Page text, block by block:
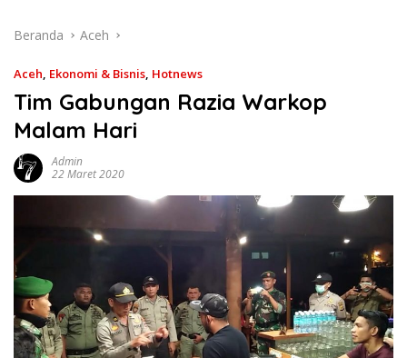
Beranda Aceh
Aceh, Ekonomi & Bisnis, Hotnews
Tim Gabungan Razia Warkop
Malam Hari
Admin
22 Maret 2020